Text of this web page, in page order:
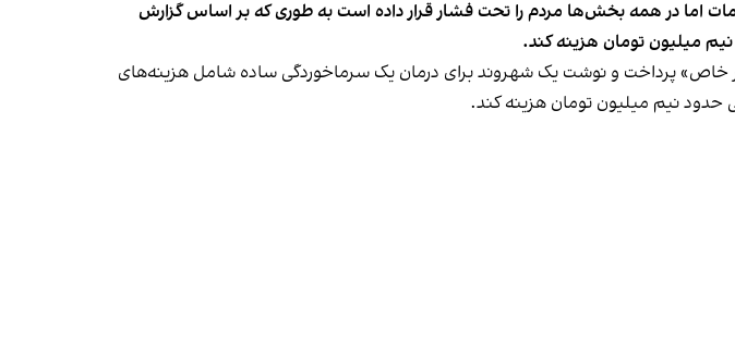
را ۵۴/۶ درصد اعلام کرد. گرانی کالاها و خدمات اما در همه بخش‌ها مردم را تحت فشار قرار داده است به طوری که بر اساس گزارش
میلیون تومان هزینه کند.
خاص» پرداخت و نوشت یک شهروند برای درمان یک سرماخوردگی ساده شامل هزینه‌های
حدود نیم میلیون تومان هزینه کند.